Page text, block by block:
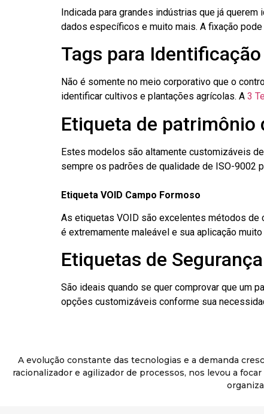
Indicada para grandes indústrias que já
dados específicos e muito mais. A fixação
Tags para
Não é somente no meio corporativo que o
identificar cultivos e plantações agrícolas. A 3
Etiqueta de patrimônio
Estes modelos são altamente customizáveis
sempre os padrões de qualidade de ISO-9002
Etiqueta VOID Campo Formoso
As etiquetas VOID são excelentes métodos
é extremamente maleável e sua aplicação
Etiquetas de
São ideais quando se quer comprovar que um
opções customizáveis conforme sua
A evolução constante das tecnologias e a demanda
racionalizador e agilizador de processos, nos levou a